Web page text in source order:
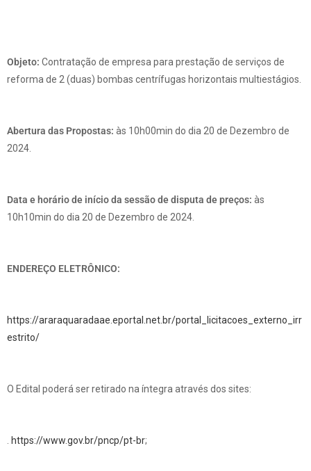
Objeto: Contratação de empresa para prestação de serviços de
reforma de 2 (duas) bombas centrífugas horizontais multiestágios.
Abertura das Propostas: às 10h00min do dia 20 de Dezembro de
2024.
Data e horário de início da sessão de disputa de preços: às
10h10min do dia 20 de Dezembro de 2024.
ENDEREÇO ELETRÔNICO:
https://araraquaradaae.eportal.net.br/portal_licitacoes_externo_irr
estrito/
O Edital poderá ser retirado na íntegra através dos sites:
. https://www.gov.br/pncp/pt-br;